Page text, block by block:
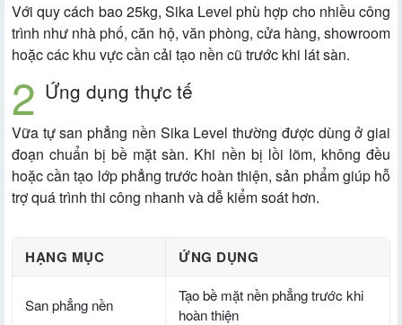
Với quy cách bao 25kg, Sika Level phù hợp cho nhiều công
trình như nhà phố, căn hộ, văn phòng, cửa hàng, showroom
hoặc các khu vực cần cải tạo nền cũ trước khi lát sàn.
Ứng dụng thực tế
Vữa tự san phẳng nền Sika Level thường được dùng ở giai
đoạn chuẩn bị bề mặt sàn. Khi nền bị lồi lõm, không đều
hoặc cần tạo lớp phẳng trước hoàn thiện, sản phẩm giúp hỗ
trợ quá trình thi công nhanh và dễ kiểm soát hơn.
HẠNG MỤC ỨNG DỤNG
San phẳng nền
Tạo bề mặt nền phẳng trước khi
hoàn thiện